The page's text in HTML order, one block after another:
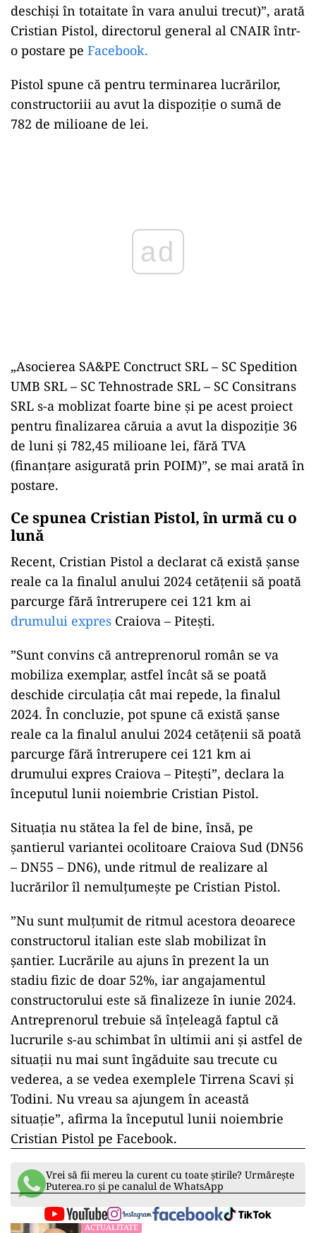
deschiși în totaitate în vara anului trecut)”, arată
Cristian Pistol, directorul general al CNAIR într-
o postare pe Facebook.
Pistol spune că pentru terminarea lucrărilor,
constructoriii au avut la dispoziție o sumă de
782 de milioane de lei.
„Asocierea SA&PE Conctruct SRL – SC Spedition
UMB SRL – SC Tehnostrade SRL – SC Consitrans
SRL s-a moblizat foarte bine și pe acest proiect
pentru finalizarea căruia a avut la dispoziție 36
de luni și 782,45 milioane lei, fără TVA
(finanțare asigurată prin POIM)”, se mai arată în
postare.
Ce spunea Cristian Pistol, în urmă cu o
lună
Recent, Cristian Pistol a declarat că există şanse
reale ca la finalul anului 2024 cetăţenii să poată
parcurge fără întrerupere cei 121 km ai
drumului expres Craiova – Piteşti.
”Sunt convins că antreprenorul român se va
mobiliza exemplar, astfel încât să se poată
deschide circulaţia cât mai repede, la finalul
2024. În concluzie, pot spune că există şanse
reale ca la finalul anului 2024 cetăţenii să poată
parcurge fără întrerupere cei 121 km ai
drumului expres Craiova – Piteşti”, declara la
începutul lunii noiembrie Cristian Pistol.
Situația nu stătea la fel de bine, însă, pe
şantierul variantei ocolitoare Craiova Sud (DN56
– DN55 – DN6), unde ritmul de realizare al
lucrărilor îl nemulțumește pe Cristian Pistol.
”Nu sunt mulţumit de ritmul acestora deoarece
constructorul italian este slab mobilizat în
şantier. Lucrările au ajuns în prezent la un
stadiu fizic de doar 52%, iar angajamentul
constructorului este să finalizeze în iunie 2024.
Antreprenorul trebuie să înţeleagă faptul că
lucrurile s-au schimbat în ultimii ani şi astfel de
situaţii nu mai sunt îngăduite sau trecute cu
vederea, a se vedea exemplele Tirrena Scavi şi
Todini. Nu vreau sa ajungem în această
situaţie”, afirma la începutul lunii noiembrie
Cristian Pistol pe Facebook.
Vrei să fii mereu la curent cu toate știrile? Urmărește
Puterea.ro și pe canalul de WhatsApp
ACTUALITATE